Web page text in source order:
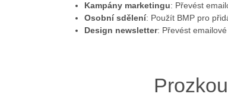
Kampány marketingu: Převést
Osobní sdělení: Použít BMP pro
Design newsletter: Převést